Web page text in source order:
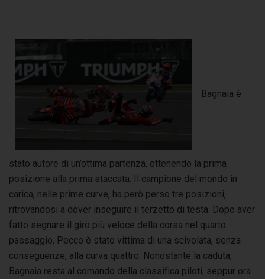
Bagnaia è
stato autore di un’ottima partenza, ottenendo la prima
posizione alla prima staccata. Il campione del mondo in
carica, nelle prime curve, ha però perso tre posizioni,
ritrovandosi a dover inseguire il terzetto di testa. Dopo aver
fatto segnare il giro più veloce della corsa nel quarto
passaggio, Pecco è stato vittima di una scivolata, senza
conseguenze, alla curva quattro. Nonostante la caduta,
Bagnaia resta al comando della classifica piloti, seppur ora